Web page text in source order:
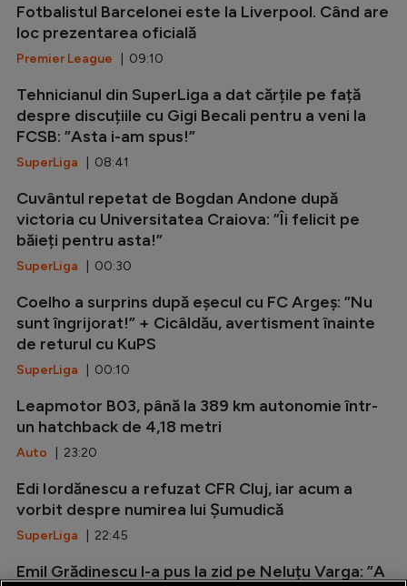
Fotbalistul Barcelonei este la Liverpool. Când are
loc prezentarea oficială
Premier League | 09:10
Tehnicianul din SuperLiga a dat cărțile pe față
despre discuțiile cu Gigi Becali pentru a veni la
FCSB: ”Asta i-am spus!”
SuperLiga | 08:41
Cuvântul repetat de Bogdan Andone după
victoria cu Universitatea Craiova: ”Îi felicit pe
băieți pentru asta!”
SuperLiga | 00:30
Coelho a surprins după eșecul cu FC Argeș: ”Nu
sunt îngrijorat!” + Cicâldău, avertisment înainte
de returul cu KuPS
SuperLiga | 00:10
Leapmotor B03, până la 389 km autonomie într-
un hatchback de 4,18 metri
Auto | 23:20
Edi Iordănescu a refuzat CFR Cluj, iar acum a
vorbit despre numirea lui Șumudică
SuperLiga | 22:45
Emil Grădinescu l-a pus la zid pe Neluțu Varga: ”A